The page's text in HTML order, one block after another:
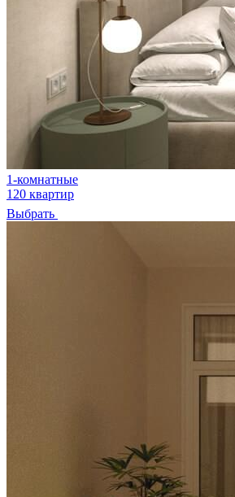
1-комнатные
120 квартир
Выбрать